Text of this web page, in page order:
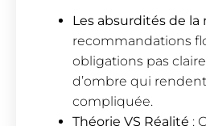
Les absurdités de la
recommandations
obligations pas
d’ombre qui
compliquée.
Théorie VS Réalité :